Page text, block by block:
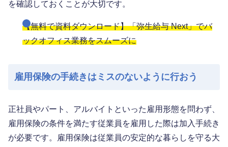
を確認しておくことが大切です。
【無料で資料ダウンロード】「弥生給与 Next」でバ
ックオフィス業務をスムーズに
雇用保険の手続きはミスのないように行おう
正社員やパート、アルバイトといった雇用形態を問わず、
雇用保険の条件を満たす従業員を雇用した際は加入手続き
が必要です。雇用保険は従業員の安定的な暮らしを守る大